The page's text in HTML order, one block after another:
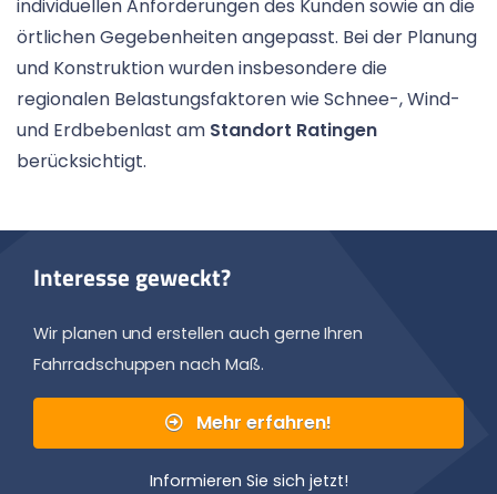
individuellen Anforderungen des Kunden sowie an die
örtlichen Gegebenheiten angepasst. Bei der Planung
und Konstruktion wurden insbesondere die
regionalen Belastungsfaktoren wie Schnee-, Wind-
und Erdbebenlast am Standort Ratingen
berücksichtigt.
Interesse geweckt?
Wir planen und erstellen auch gerne Ihren
Fahrradschuppen nach Maß.
Mehr erfahren!
Informieren Sie sich jetzt!